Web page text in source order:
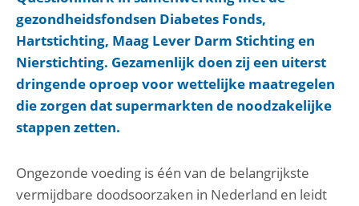
gezondheidsfondsen Diabetes Fonds,
Hartstichting, Maag Lever Darm Stichting en
Nierstichting. Gezamenlijk doen zij een uiterst
dringende oproep voor wettelijke maatregelen
die zorgen dat supermarkten de noodzakelijke
stappen zetten.
Ongezonde voeding is één van de belangrijkste
vermijdbare doodsoorzaken in Nederland en leidt